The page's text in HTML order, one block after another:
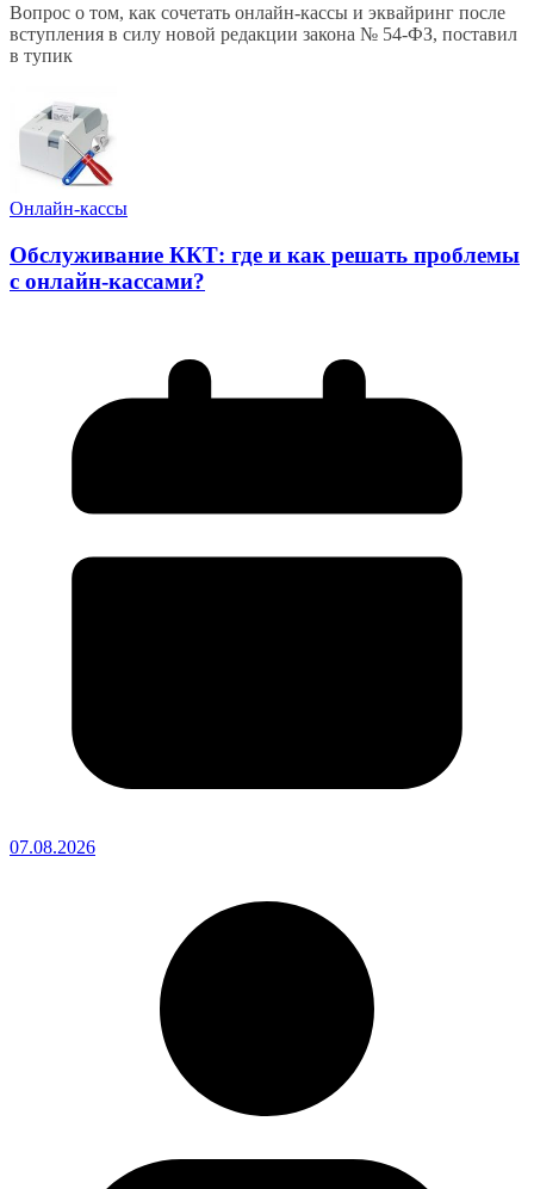
Вопрос о том, как сочетать онлайн-кассы и эквайринг после
вступления в силу новой редакции закона № 54-ФЗ, поставил
в тупик
Онлайн-кассы
Обслуживание ККТ: где и как решать проблемы
с онлайн-кассами?
07.08.2026